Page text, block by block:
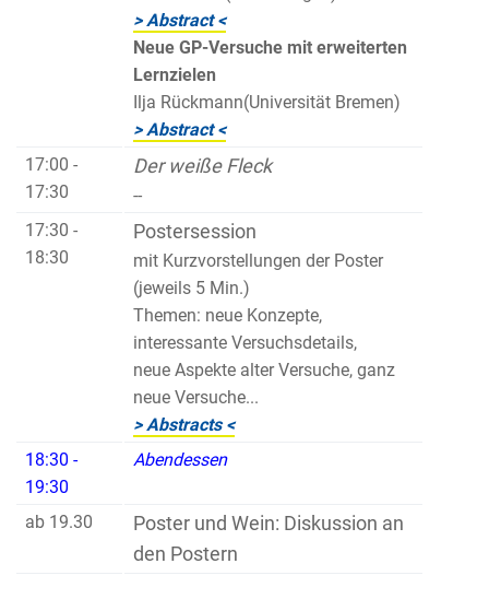
> Abstract <
Neue GP-Versuche mit erweiterten
Lernzielen
Ilja Rückmann(Universität Bremen)
> Abstract <
17:00 -
17:30
Der weiße Fleck
--
17:30 -
18:30
Postersession
mit Kurzvorstellungen der Poster
(jeweils 5 Min.)
Themen: neue Konzepte,
interessante Versuchsdetails,
neue Aspekte alter Versuche, ganz
neue Versuche...
> Abstracts <
18:30 -
19:30
Abendessen
ab 19.30
Poster und Wein: Diskussion an
den Postern